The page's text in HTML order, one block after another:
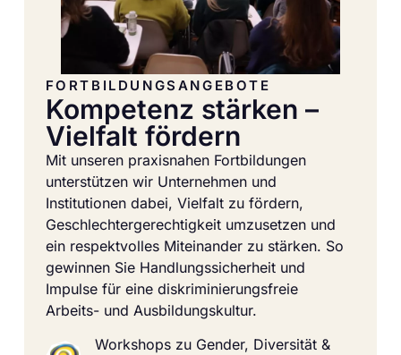
FORTBILDUNGSANGEBOTE
Kompetenz stärken –
Vielfalt fördern
Mit unseren praxisnahen Fortbildungen
unterstützen wir Unternehmen und
Institutionen dabei, Vielfalt zu fördern,
Geschlechtergerechtigkeit umzusetzen und
ein respektvolles Miteinander zu stärken. So
gewinnen Sie Handlungssicherheit und
Impulse für eine diskriminierungsfreie
Arbeits- und Ausbildungskultur.
Workshops zu Gender, Diversität &